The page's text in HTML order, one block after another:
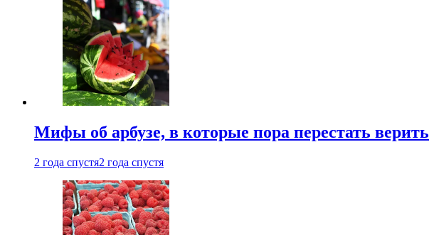
Мифы об арбузе, в которые пора перестать верить
2 года спустя2 года спустя